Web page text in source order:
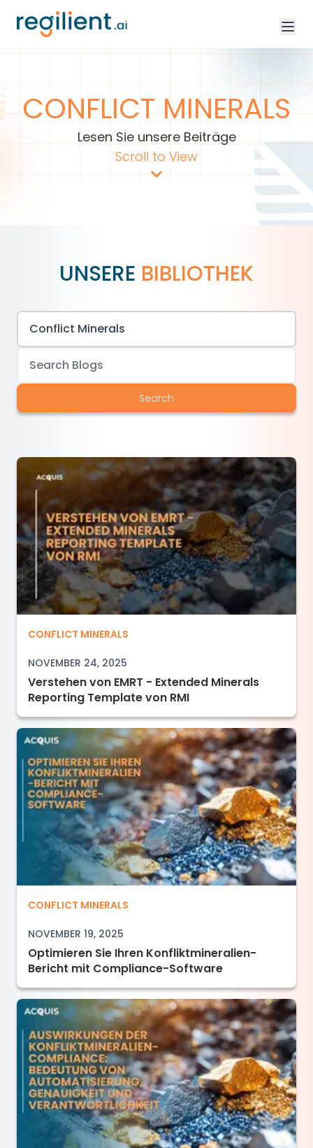
CONFLICT MINERALS
Lesen Sie unsere Beiträge
Scroll to View
UNSERE BIBLIOTHEK
Search
Verstehen von EMRT - Extended Minerals
CONFLICT MINERALS
NOVEMBER 24, 2025
Verstehen von EMRT - Extended Minerals
Reporting Template von RMI
Optimieren Sie Ihren Konfliktmineralien-
CONFLICT MINERALS
NOVEMBER 19, 2025
Optimieren Sie Ihren Konfliktmineralien-
Bericht mit Compliance-Software